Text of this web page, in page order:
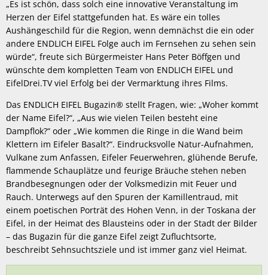
„Es ist schön, dass solch eine innovative Veranstaltung im
Herzen der Eifel stattgefunden hat. Es wäre ein tolles
Aushängeschild für die Region, wenn demnächst die ein oder
andere ENDLICH EIFEL Folge auch im Fernsehen zu sehen sein
würde“, freute sich Bürgermeister Hans Peter Böffgen und
wünschte dem kompletten Team von ENDLICH EIFEL und
EifelDrei.TV viel Erfolg bei der Vermarktung ihres Films.
Das ENDLICH EIFEL Bugazin® stellt Fragen, wie: „Woher kommt
der Name Eifel?“, „Aus wie vielen Teilen besteht eine
Dampflok?“ oder „Wie kommen die Ringe in die Wand beim
Klettern im Eifeler Basalt?“. Eindrucksvolle Natur-Aufnahmen,
Vulkane zum Anfassen, Eifeler Feuerwehren, glühende Berufe,
flammende Schauplätze und feurige Bräuche stehen neben
Brandbesegnungen oder der Volksmedizin mit Feuer und
Rauch. Unterwegs auf den Spuren der Kamillentraud, mit
einem poetischen Porträt des Hohen Venn, in der Toskana der
Eifel, in der Heimat des Blausteins oder in der Stadt der Bilder
– das Bugazin für die ganze Eifel zeigt Zufluchtsorte,
beschreibt Sehnsuchtsziele und ist immer ganz viel Heimat.